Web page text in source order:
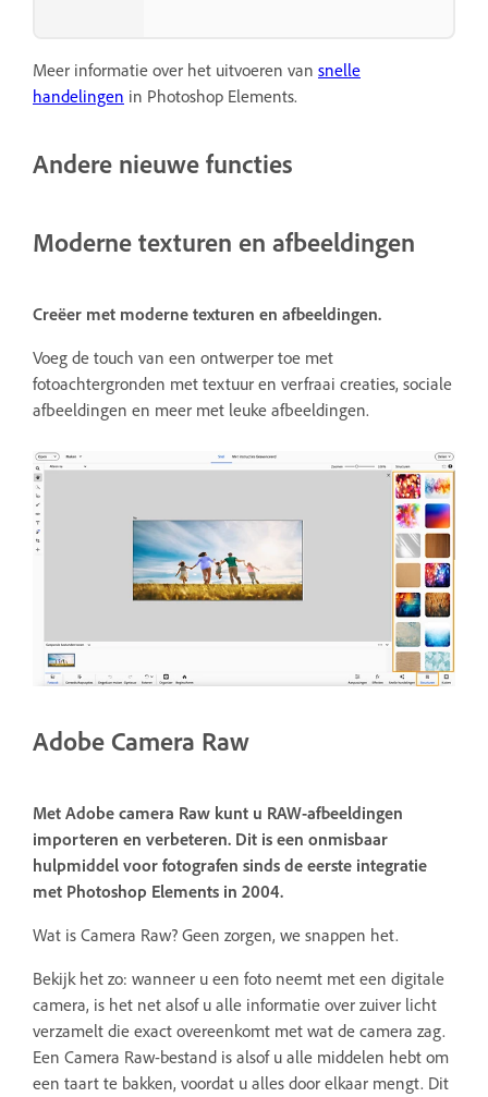
Meer informatie over het uitvoeren van snelle
handelingen in Photoshop Elements.
Andere nieuwe functies
Moderne texturen en afbeeldingen
Creëer met moderne texturen en afbeeldingen.
Voeg de touch van een ontwerper toe met
fotoachtergronden met textuur en verfraai creaties, sociale
afbeeldingen en meer met leuke afbeeldingen.
Adobe Camera Raw
Met Adobe camera Raw kunt u RAW-afbeeldingen
importeren en verbeteren. Dit is een onmisbaar
hulpmiddel voor fotografen sinds de eerste integratie
met Photoshop Elements in 2004.
Wat is Camera Raw? Geen zorgen, we snappen het.
Bekijk het zo: wanneer u een foto neemt met een digitale
camera, is het net alsof u alle informatie over zuiver licht
verzamelt die exact overeenkomt met wat de camera zag.
Een Camera Raw-bestand is alsof u alle middelen hebt om
een taart te bakken, voordat u alles door elkaar mengt. Dit